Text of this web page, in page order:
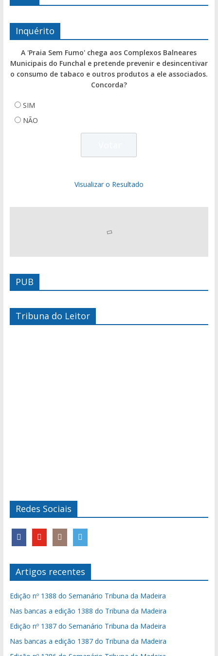
Inquérito
A 'Praia Sem Fumo' chega aos Complexos Balneares
Municipais do Funchal e pretende prevenir e desincentivar
o consumo de tabaco e outros produtos a ele associados.
Concorda?
SIM
NÃO
Visualizar o Resultado
PUB
Tribuna do Leitor
Redes Sociais
Artigos recentes
Edição nº 1388 do Semanário Tribuna da Madeira
Nas bancas a edição 1388 do Tribuna da Madeira
Edição nº 1387 do Semanário Tribuna da Madeira
Nas bancas a edição 1387 do Tribuna da Madeira